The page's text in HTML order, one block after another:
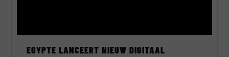
EGYPTE LANCEERT NIEUW DIGITAAL